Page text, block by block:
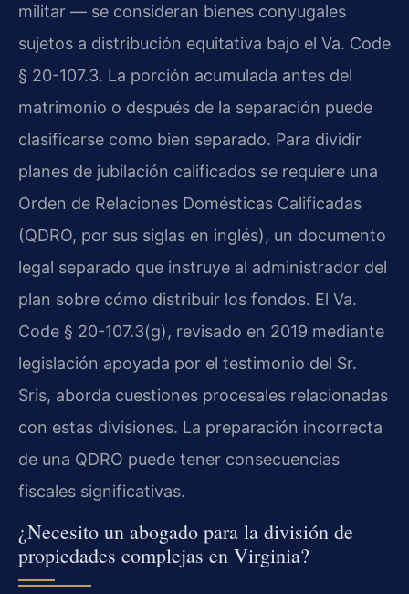
militar — se consideran bienes conyugales
sujetos a distribución equitativa bajo el Va. Code
§ 20-107.3. La porción acumulada antes del
matrimonio o después de la separación puede
clasificarse como bien separado. Para dividir
planes de jubilación calificados se requiere una
Orden de Relaciones Domésticas Calificadas
(QDRO, por sus siglas en inglés), un documento
legal separado que instruye al administrador del
plan sobre cómo distribuir los fondos. El Va.
Code § 20-107.3(g), revisado en 2019 mediante
legislación apoyada por el testimonio del Sr.
Sris, aborda cuestiones procesales relacionadas
con estas divisiones. La preparación incorrecta
de una QDRO puede tener consecuencias
fiscales significativas.
¿Necesito un abogado para la división de
propiedades complejas en Virginia?